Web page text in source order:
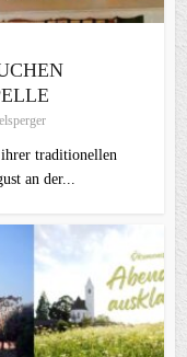
traditionellen
an der...